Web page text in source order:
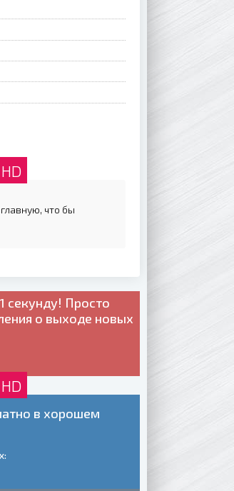
что бы
секунду! Просто
о выходе новых
в хорошем